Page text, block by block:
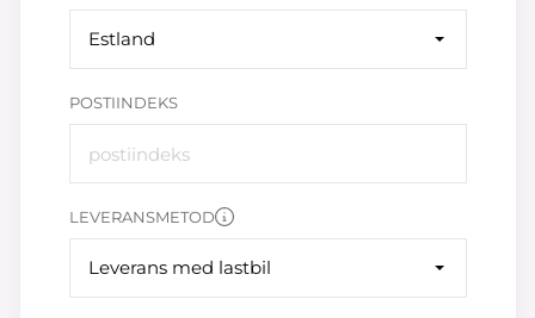
Estland
POSTIINDEKS
LEVERANSMETOD
Leverans med lastbil